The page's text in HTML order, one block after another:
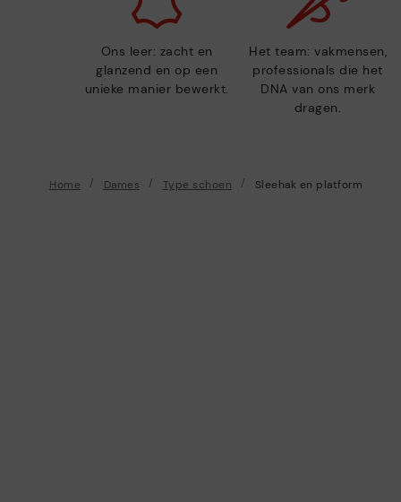
Ons leer: zacht en
glanzend en op een
unieke manier bewerkt.
Het team: vakmensen,
professionals die het
DNA van ons merk
dragen.
Home Dames Type schoen Sleehak en platform